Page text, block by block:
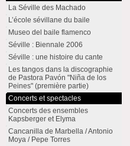
La Séville des Machado
L’école sévillane du baile
Museo del baile flamenco
Séville : Biennale 2006
Séville : une histoire du cante
Les tangos dans la discographie
de Pastora Pavón "Niña de los
Peines" (première partie)
Concerts et spectacles
Concerts des ensembles
Kapsberger et Elyma
Cancanilla de Marbella / Antonio
Moya / Pepe Torres